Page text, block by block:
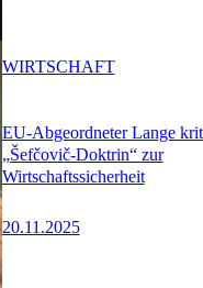
EU-Abgeordneter Lange
„Šefčovič-Doktrin“ zur
Wirtschaftssicherheit
20.11.2025
WIRTSCHAFT